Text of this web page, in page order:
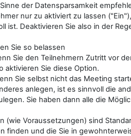
der Datensparsamkeit
nur zu aktiviert zu lassen
ist. Deaktivieren Sie also in der
Sie so belassen
Sie den Teilnehmern Zutritt vor
aktivieren Sie diese Option.
Sie selbst nicht das Meeting
anlegen, ist es sinnvoll die
Sie haben dann alle die
(wie Voraussetzungen) sind
finden und die Sie in